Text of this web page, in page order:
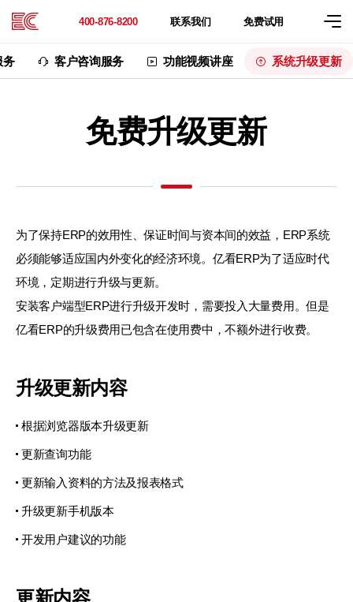
400-876-8200 联系我们 免费试用
务 客户咨询服务 功能视频讲座 系统升级更新
免费升级更新
为了保持ERP的效用性、保证时间与资本间的效益，ERP系统
必须能够适应国内外变化的经济环境。亿看ERP为了适应时代
环境，定期进行升级与更新。
安装客户端型ERP进行升级开发时，需要投入大量费用。但是
亿看ERP的升级费用已包含在使用费中，不额外进行收费。
升级更新内容
根据浏览器版本升级更新
更新查询功能
更新输入资料的方法及报表格式
升级更新手机版本
开发用户建议的功能
更新内容